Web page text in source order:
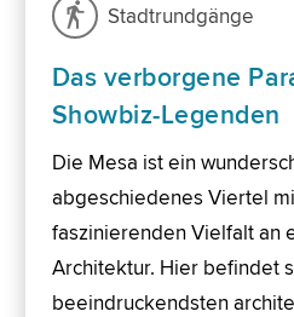
Stadtrundgänge
Das verborgene
Showbiz-Legenden
Die Mesa ist ein
abgeschiedenes Viertel
faszinierenden Vielfalt an
Architektur. Hier befindet
beeindruckendsten